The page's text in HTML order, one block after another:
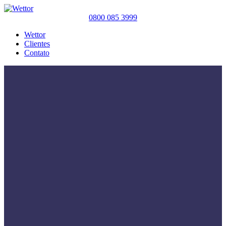
0800 085 3999
Wettor
Clientes
Contato